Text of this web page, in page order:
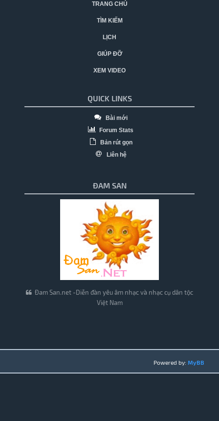
TRANG CHỦ
TÌM KIẾM
LỊCH
GIÚP ĐỠ
XEM VIDEO
QUICK LINKS
Bài mới
Forum Stats
Bản rút gọn
Liên hệ
ĐAM SAN
Đam San.net -Diễn đàn yêu âm nhạc và nhạc cụ dân tộc
Việt Nam
Powered by: MyBB